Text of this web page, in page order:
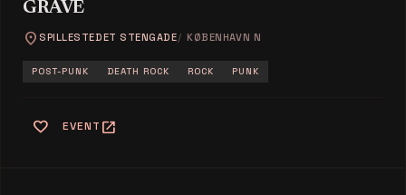
GRAVE
location_on SPILLESTEDET STENGADE KØBENHAVN N
POST-PUNK DEATH ROCK ROCK PUNK
favorite EVENT open_in_new